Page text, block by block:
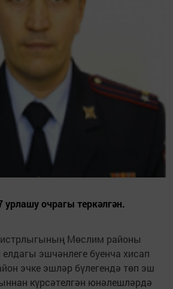
урлашу очрагы теркәлгән.
Мөслим районы
елдагы эшчәнлеге буенча хисап
эчке эшләр бүлегендә төп эш
күрсәтелгән юнәлешләрдә